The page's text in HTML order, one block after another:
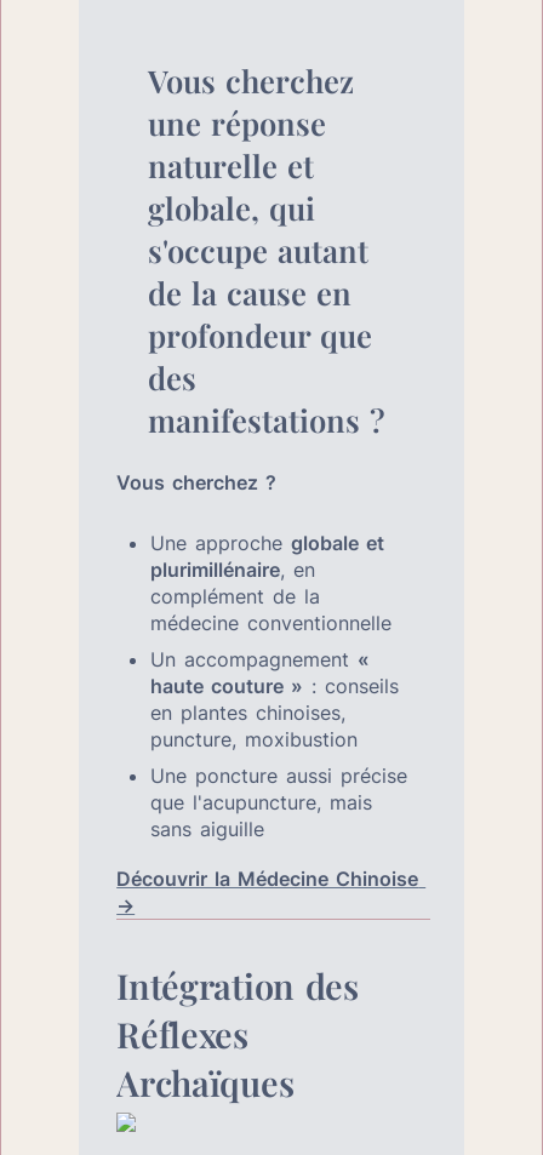
Vous cherchez
une réponse
naturelle et
globale, qui
s'occupe autant
de la cause en
profondeur que
des
manifestations ?
Vous cherchez ?
Une approche globale et
plurimillénaire, en
complément de la
médecine conventionnelle
Un accompagnement «
haute couture » : conseils
en plantes chinoises,
puncture, moxibustion
Une poncture aussi précise
que l'acupuncture, mais
sans aiguille
Découvrir la Médecine Chinoise
→
Intégration des
Réflexes
Archaïques